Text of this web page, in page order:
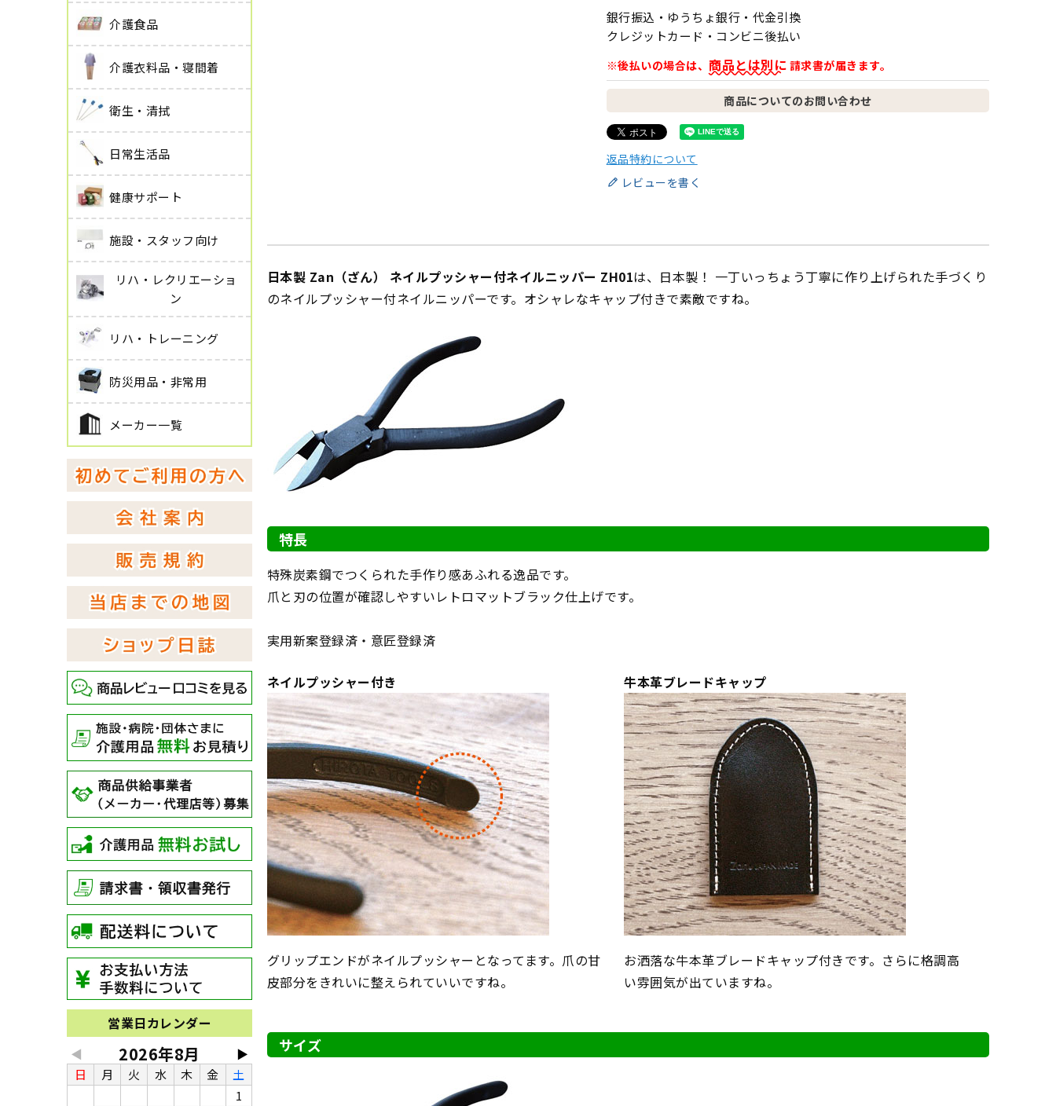
介護食品
介護衣料品・寝間着
衛生・清拭
日常生活品
健康サポート
施設・スタッフ向け
リハ・レクリエーショ
ン
リハ・トレーニング
防災用品・非常用
メーカー一覧
営業日カレンダー
◀ ▶
2026年8月
日 月 火 水 木 金
土
1
銀行振込・ゆうちょ銀行・代金引換
クレジットカード・コンビニ後払い
※後払いの場合は、 商品とは別に 請求書が届きます。
商品についてのお問い合わせ
返品特約について
レビューを書く
日本製 Zan（ざん） ネイルプッシャー付ネイルニッパー ZH01は、日本製！ 一丁いっちょう丁寧に作り上げられた手づくり
のネイルプッシャー付ネイルニッパーです。オシャレなキャップ付きで素敵ですね。
特長
特殊炭素鋼でつくられた手作り感あふれる逸品です。
爪と刃の位置が確認しやすいレトロマットブラック仕上げです。
実用新案登録済・意匠登録済
ネイルプッシャー付き
グリップエンドがネイルプッシャーとなってます。爪の甘
皮部分をきれいに整えられていいですね。
牛本革ブレードキャップ
お洒落な牛本革ブレードキャップ付きです。さらに格調高
い雰囲気が出ていますね。
サイズ